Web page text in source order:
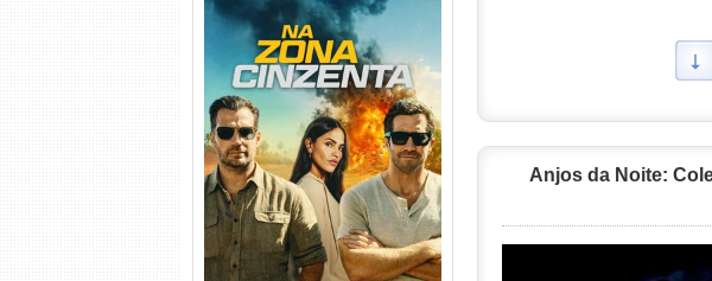
Anjos da Noite:
Na Zona Cinzenta Torrent
(2026) WEB-DL 1080p/4K
Dual Áudio